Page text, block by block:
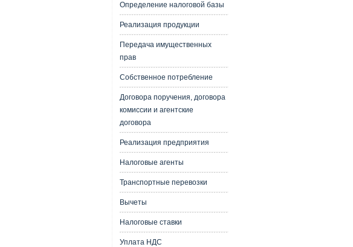
Определение налоговой базы
Реализация продукции
Передача имущественных
прав
Собственное потребление
Договора поручения, договора
комиссии и агентские
договора
Реализация предприятия
Налоговые агенты
Транспортные перевозки
Вычеты
Налоговые ставки
Уплата НДС